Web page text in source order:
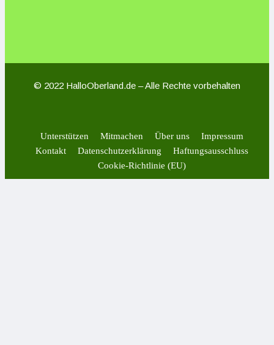
© 2022 HalloOberland.de – Alle Rechte vorbehalten
Unterstützen Mitmachen Über uns
Impressum
Kontakt
Datenschutzerklärung
Haftungsausschluss
Cookie-Richtlinie (EU)